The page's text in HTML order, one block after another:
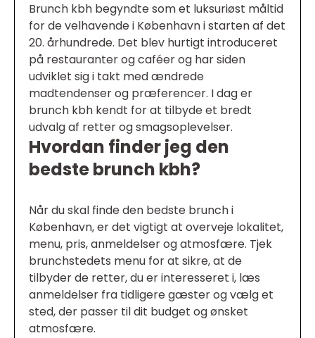
Brunch kbh begyndte som et luksuriøst måltid
for de velhavende i København i starten af det
20. århundrede. Det blev hurtigt introduceret
på restauranter og caféer og har siden
udviklet sig i takt med ændrede
madtendenser og præferencer. I dag er
brunch kbh kendt for at tilbyde et bredt
udvalg af retter og smagsoplevelser.
Hvordan finder jeg den
bedste brunch kbh?
Når du skal finde den bedste brunch i
København, er det vigtigt at overveje lokalitet,
menu, pris, anmeldelser og atmosfære. Tjek
brunchstedets menu for at sikre, at de
tilbyder de retter, du er interesseret i, læs
anmeldelser fra tidligere gæster og vælg et
sted, der passer til dit budget og ønsket
atmosfære.